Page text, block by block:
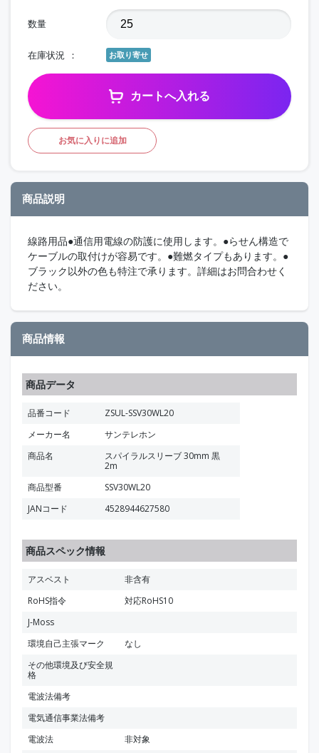
数量
在庫状況 お取り寄せ
カートへ入れる
お気に入りに追加
商品説明
線路用品●通信用電線の防護に使用します。●らせん構造で
ケーブルの取付けが容易です。●難燃タイプもあります。●
ブラック以外の色も特注で承ります。詳細はお問合わせく
ださい。
商品情報
商品データ
品番コード
ZSUL-SSV30WL20
メーカー名
サンテレホン
商品名
スパイラルスリーブ 30mm 黒
2m
商品型番
SSV30WL20
JANコード
4528944627580
商品スペック情報
アスベスト
非含有
RoHS指令
対応RoHS10
J-Moss
環境自己主張マーク
なし
その他環境及び安全規
格
電波法備考
電気通信事業法備考
電波法
非対象